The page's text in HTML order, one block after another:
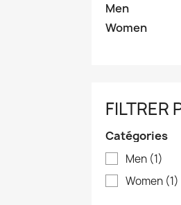
Men
Women
FILTRER
Catégories
Men (1)
Women (1)